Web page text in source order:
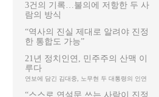
3건의 기록…불의에 저항한 두 사
람의 방식
“역사의 진실 제대로 알려야 진정
한 통합도 가능”
21년 정치인연, 민주주의 산맥 이
루다
연보에 담긴 김대중, 노무현 두 대통령의 인연
“스스로 연설문 쓰는 사람이 진정